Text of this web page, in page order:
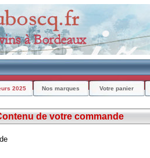
2025 Nos marques Votre panier
de votre commande